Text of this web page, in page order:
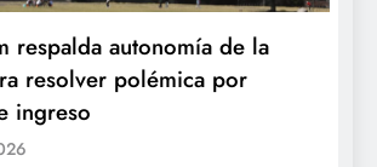
respalda autonomía de la
resolver polémica por
ingreso